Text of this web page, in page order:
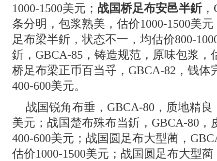
1000-1500美元； 战国桥足布安邑半釿，
条分明，包浆熟美，估价1000-1500美
足布梁半釿，状态不一，均估价800-
釿，GBCA-85，铸造规范，原味包浆，
桥足布梁正币百当寽，GBCA-82，钱体
400-600美元。
战国锐角布垂，GBCA-80，质地精良
美元；战国楚布殊布当釿，GBCA-80
400-600美元；战国圆足布大型蔺，
估价1000-1500美元；战国圆足布大型